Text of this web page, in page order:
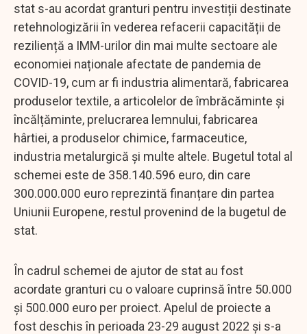
stat s-au acordat granturi pentru investiții destinate
retehnologizării în vederea refacerii capacității de
reziliență a IMM-urilor din mai multe sectoare ale
economiei naționale afectate de pandemia de
COVID-19, cum ar fi industria alimentară, fabricarea
produselor textile, a articolelor de îmbrăcăminte și
încălțăminte, prelucrarea lemnului, fabricarea
hârtiei, a produselor chimice, farmaceutice,
industria metalurgică și multe altele. Bugetul total al
schemei este de 358.140.596 euro, din care
300.000.000 euro reprezintă finanțare din partea
Uniunii Europene, restul provenind de la bugetul de
stat.
În cadrul schemei de ajutor de stat au fost
acordate granturi cu o valoare cuprinsă între 50.000
și 500.000 euro per proiect. Apelul de proiecte a
fost deschis în perioada 23-29 august 2022 și s-a